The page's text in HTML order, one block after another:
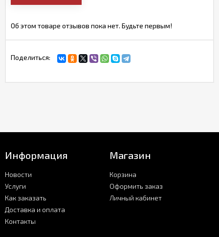
Об этом товаре отзывов пока нет. Будьте первым!
Поделиться:
Информация
Новости
Услуги
Как заказать
Доставка и оплата
Контакты
Магазин
Корзина
Оформить заказ
Личный кабинет